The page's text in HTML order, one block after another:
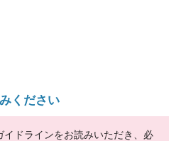
ください
イドラインをお読みいただき、必